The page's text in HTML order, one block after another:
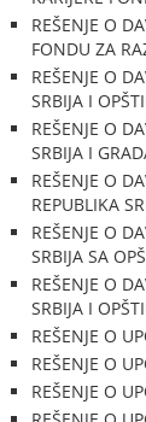
REŠENJE O
FONDU ZA
REŠENJE O
SRBIJA I
REŠENJE O
SRBIJA I
REŠENJE O
REPUBLIKA
REŠENJE O
SRBIJA SA
REŠENJE O
SRBIJA I
REŠENJE O
REŠENJE O
REŠENJE O